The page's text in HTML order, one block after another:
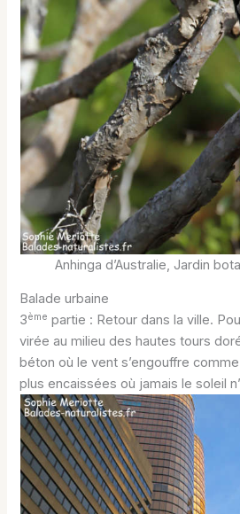
Anhinga d’Australie, Jardin
Balade urbaine
3ème partie : Retour dans la ville.
virée au milieu des hautes tours
béton où le vent s’engouffre
plus encaissées où jamais le soleil